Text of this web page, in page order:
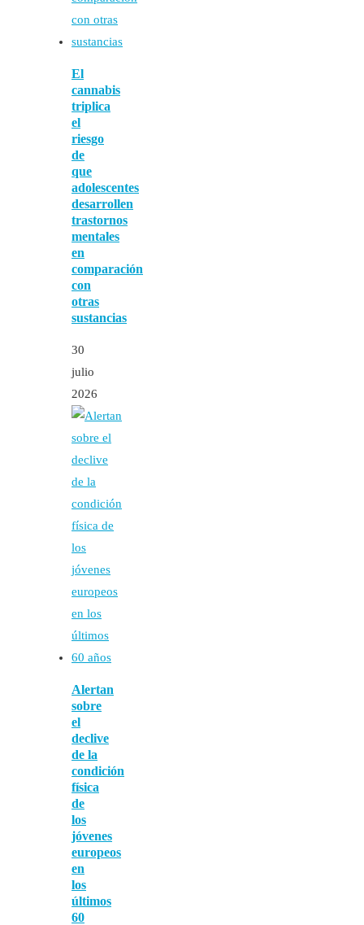
El
cannabis
triplica
el
riesgo
de
que
adolescentes
desarrollen
trastornos
mentales
en
comparación
con
otras
sustancias
30
julio
2026
Alertan
sobre
el
declive
de la
condición
física
de
los
jóvenes
europeos
en
los
últimos
60